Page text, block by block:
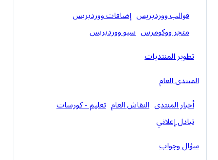
قوالب ووردبريس إضافات ووردبريس
متجر ووكومرس سيو ووردبريس
تطوير المنتديات
المنتدى العام
أخبار المنتدى النقاش العام تعليم - كورسات
تبادل إعلاني
سؤال وجواب